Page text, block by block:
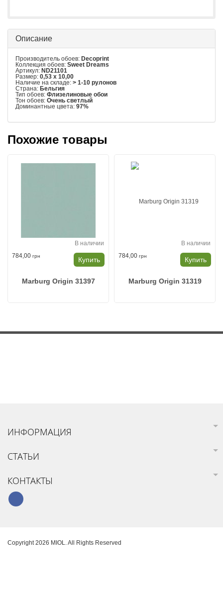
Описание
Производитель обоев: Decoprint
Коллекция обоев: Sweet Dreams
Артикул: ND21101
Размер: 0,53 x 10,00
Наличие на складе: > 1-10 рулонов
Страна: Бельгия
Тип обоев: Флизелиновые обои
Тон обоев: Очень светлый
Доминантные цвета: 97%
Похожие товары
В наличии
784,00 грн Купить
Marburg Origin 31397
В наличии
784,00 грн Купить
Marburg Origin 31319
ИНФОРМАЦИЯ
СТАТЬИ
КОНТАКТЫ
Copyright 2026 MIOL. All Rights Reserved